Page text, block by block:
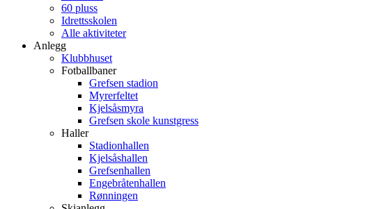
60 pluss
Idrettsskolen
Alle aktiviteter
Anlegg
Klubbhuset
Fotballbaner
Grefsen stadion
Myrerfeltet
Kjelsåsmyra
Grefsen skole kunstgress
Haller
Stadionhallen
Kjelsåshallen
Grefsenhallen
Engebråtenhallen
Rønningen